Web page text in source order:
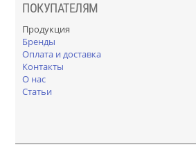
ПОКУПАТЕЛЯМ
Продукция
Бренды
Оплата и доставка
Контакты
О нас
Статьи